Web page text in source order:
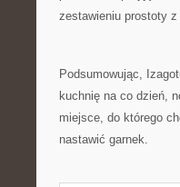
zestawieniu prostoty
Podsumowując,
kuchnię na co dzień,
miejsce, do którego
nastawić garnek.